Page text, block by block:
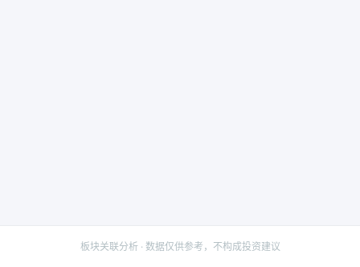
板块关联分析 · 数据仅供参考，不构成投资建议